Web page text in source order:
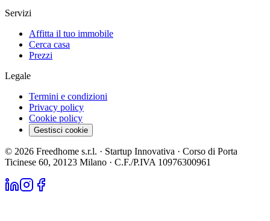
Servizi
Affitta il tuo immobile
Cerca casa
Prezzi
Legale
Termini e condizioni
Privacy policy
Cookie policy
Gestisci cookie
© 2026 Freedhome s.r.l. · Startup Innovativa · Corso di Porta
Ticinese 60, 20123 Milano · C.F./P.IVA 10976300961